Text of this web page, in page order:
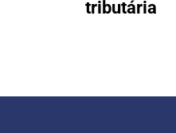
tributária